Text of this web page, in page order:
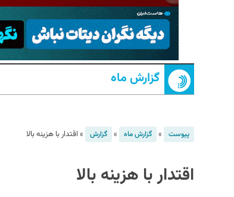
گزارش ماه
پیوست » گزارش ماه » گزارش » اقتدار با هزینه بالا
اقتدار با هزینه بالا